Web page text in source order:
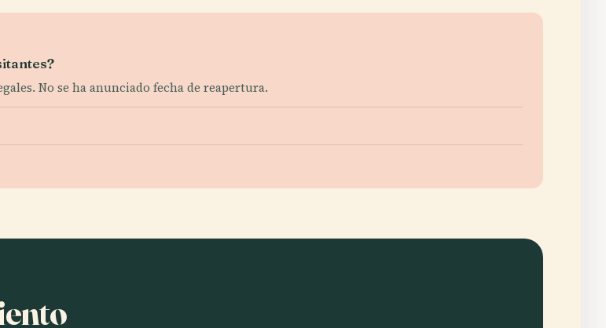
No se ha anunciado fecha de reapertura.